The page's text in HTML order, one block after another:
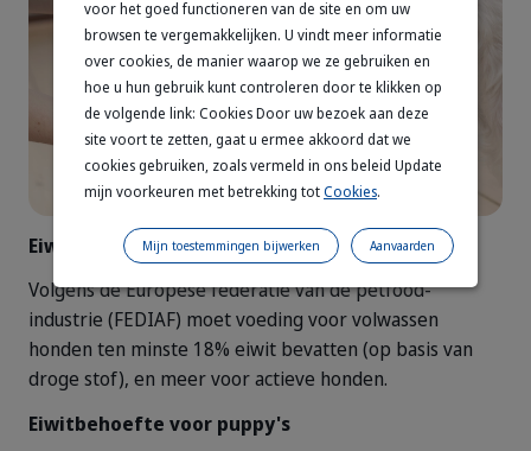
Dog_Large dog standing on grass
Dog_person pouring pet food
Eiwitbehoefte voor volwassen honden
Volgens de Europese federatie van de petfood-
industrie (FEDIAF) moet voeding voor volwassen
honden ten minste 18% eiwit bevatten (op basis van
droge stof), en meer voor actieve honden.
Eiwitbehoefte voor puppy's
voor het goed functioneren van de site en om uw
browsen te vergemakkelijken. U vindt meer informatie
over cookies, de manier waarop we ze gebruiken en
hoe u hun gebruik kunt controleren door te klikken op
de volgende link: Cookies Door uw bezoek aan deze
site voort te zetten, gaat u ermee akkoord dat we
cookies gebruiken, zoals vermeld in ons beleid Update
mijn voorkeuren met betrekking totCookies.
Aanvaarden
Mijn toestemmingen bijwerken